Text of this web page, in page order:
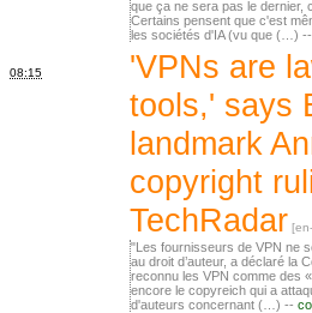
que ça ne sera pas le dernier,
Certains pensent que c'est
les sociétés d'IA (vu que (…) --
08:15
'VPNs are
tools,' says
landmark
copyright
TechRadar
"Les fournisseurs de VPN ne
au droit d’auteur, a déclaré la
reconnu les VPN comme des
encore le copyreich qui a
d'auteurs concernant (…) --